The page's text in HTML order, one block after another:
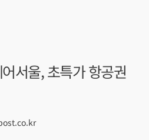
서울, 초특가 항공권